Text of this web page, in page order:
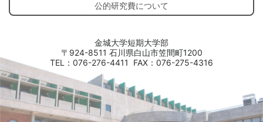
公的研究費について
金城大学短期大学部
〒924-8511 石川県白山市笠間町1200
TEL：076-276-4411
FAX：076-275-4316